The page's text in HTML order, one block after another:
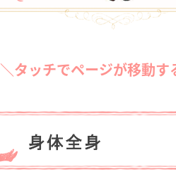
＼タッチでページが移動す